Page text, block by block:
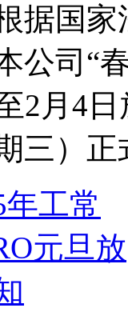
据国
公司“
2月4
三）正